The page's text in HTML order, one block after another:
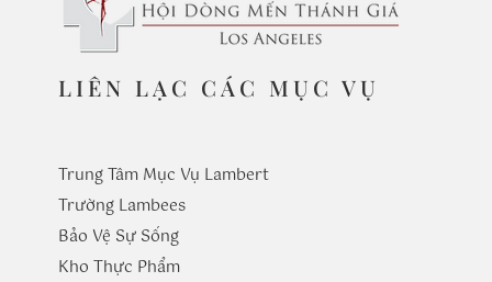
LIÊN LẠC CÁC MỤC VỤ
Trung Tâm Mục Vụ Lambert
Trường Lambees
Bảo Vệ Sự Sống
Kho Thực Phẩm